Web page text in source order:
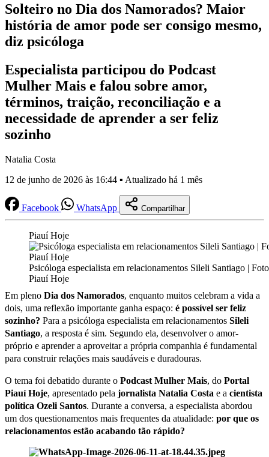
Solteiro no Dia dos Namorados? Maior
história de amor pode ser consigo mesmo,
diz psicóloga
Especialista participou do Podcast
Mulher Mais e falou sobre amor,
términos, traição, reconciliação e a
necessidade de aprender a ser feliz
sozinho
Natalia Costa
12 de junho de 2026 às 16:44 ▪ Atualizado há 1 mês
Facebook WhatsApp Compartilhar
Piauí Hoje
Psicóloga especialista em relacionamentos Sileli Santiago |
Piauí Hoje
Em pleno Dia dos Namorados, enquanto muitos celebram a vida a
dois, uma reflexão importante ganha espaço: é possível ser feliz
sozinho? Para a psicóloga especialista em relacionamentos Sileli
Santiago, a resposta é sim. Segundo ela, desenvolver o amor-
próprio e aprender a aproveitar a própria companhia é fundamental
para construir relações mais saudáveis e duradouras.
O tema foi debatido durante o Podcast Mulher Mais, do Portal
Piauí Hoje, apresentado pela jornalista Natalia Costa e a cientista
política Ozeli Santos. Durante a conversa, a especialista abordou
um dos questionamentos mais frequentes da atualidade: por que os
relacionamentos estão acabando tão rápido?